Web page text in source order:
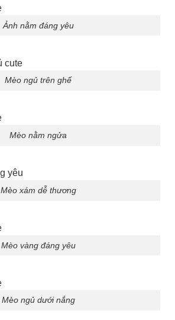
Ảnh nằm đáng yêu
Mèo ngủ trên ghế
Mèo nằm ngửa
Mèo xám dễ thương
Mèo vàng đáng yêu
Mèo ngủ dưới nắng